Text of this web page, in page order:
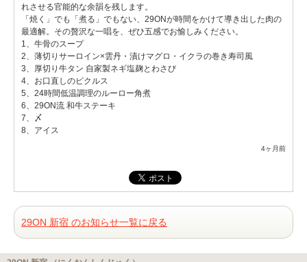
れさせる官能的な余韻を残します。
「焼く」でも「煮る」でもない、29ONが時間をかけて導き出した肉の
最適解。その贅沢な一唱を、ぜひ五感でお愉しみください。
1、牛骨のスープ
2、薄切りサーロイン×雲丹・漬けマグロ・イクラの巻き寿司風
3、厚切り牛タン 自家製ネギ塩麹とわさび
4、お口直しのピクルス
5、24時間低温調理のルーロー角煮
6、29ON流 和牛ステーキ
7、〆
8、アイス
4ヶ月前
29ON 新宿 のお知らせ一覧に戻る